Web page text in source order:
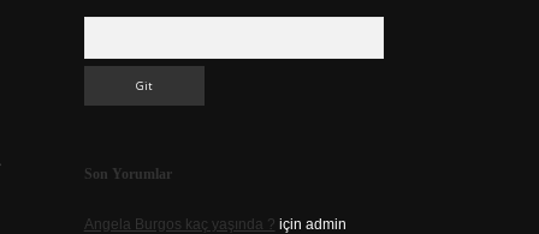
Son Yorumlar
Angela Burgos kaç yaşında ? için admin